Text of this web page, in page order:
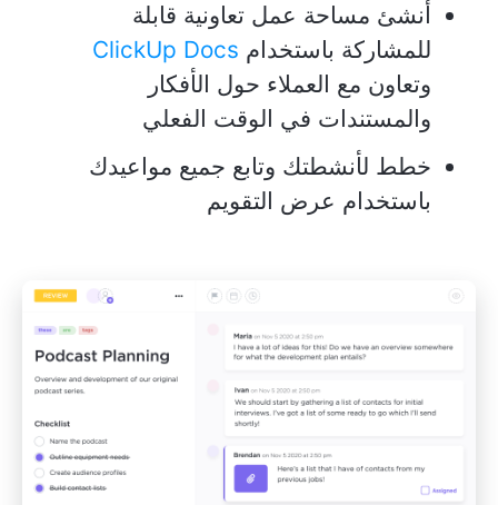
أنشئ مساحة عمل تعاونية قابلة
للمشاركة باستخدام ClickUp Docs
وتعاون مع العملاء حول الأفكار
والمستندات في الوقت الفعلي
خطط لأنشطتك وتابع جميع مواعيدك
باستخدام عرض التقويم